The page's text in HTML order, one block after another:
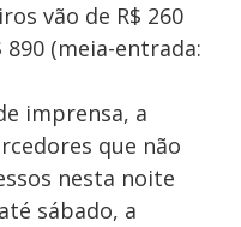
vão de R$ 260
890 (meia-entrada:
imprensa, a
que não
nesta noite
sábado, a